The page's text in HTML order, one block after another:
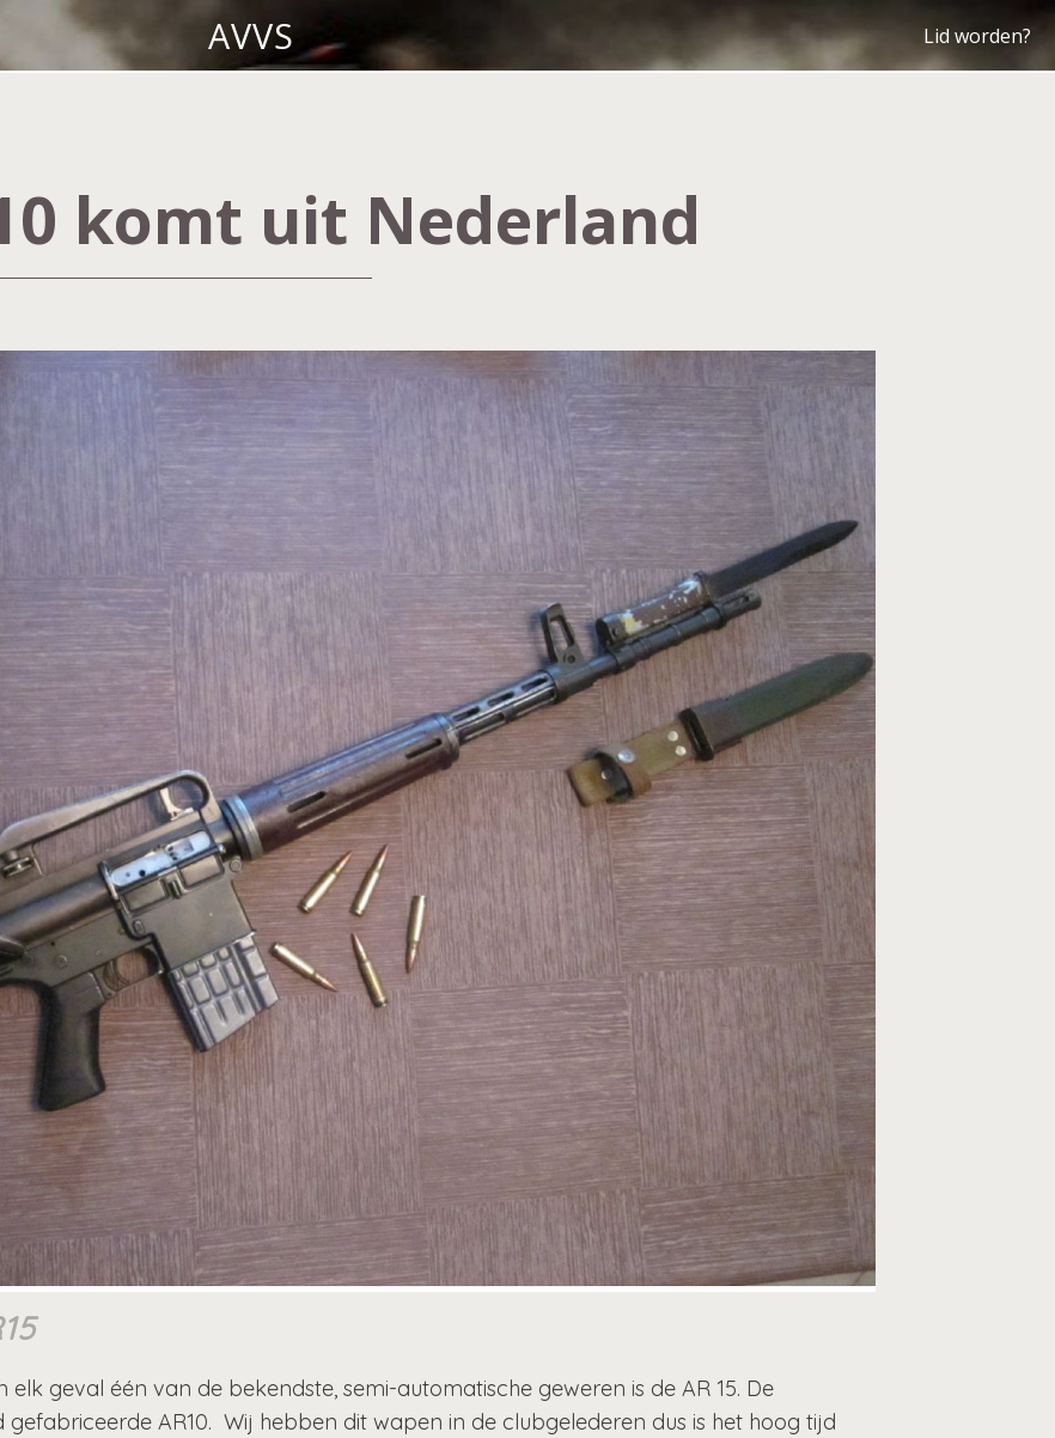
AVVS Lid worden?
komt uit Nederland
elk geval één van de bekendste, semi-automatische geweren is de AR 15. De
AR10. Wij hebben dit wapen in de clubgelederen dus is het hoog tijd